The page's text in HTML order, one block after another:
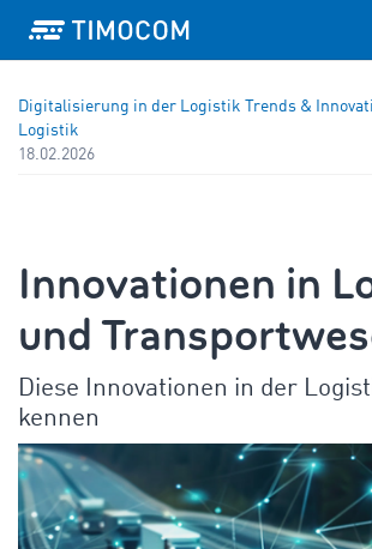
Digitalisierung in der Logistik
Trends &
Logistik
18.02.2026
Innovationen in
und
Diese Innovationen in der
kennen